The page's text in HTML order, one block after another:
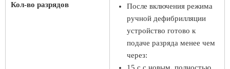
Кол-во разрядов
После включения режима
ручной дефибрилляции
устройство готово к
подаче разряда менее чем
через: